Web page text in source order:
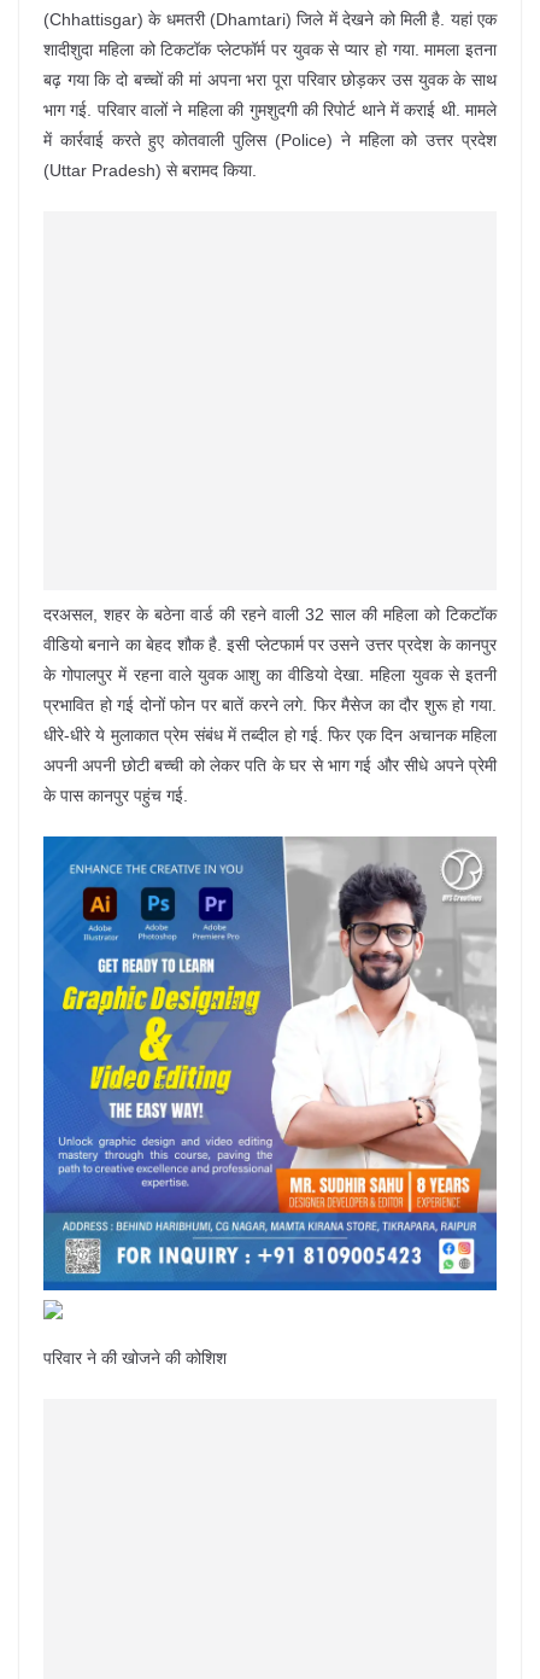
(Chhattisgar) के धमतरी (Dhamtari) जिले में देखने को मिली है. यहां एक
शादीशुदा महिला को टिकटॉक प्लेटफॉर्म पर युवक से प्यार हो गया. मामला इतना
बढ़ गया कि दो बच्चों की मां अपना भरा पूरा परिवार छोड़कर उस युवक के साथ
भाग गई. परिवार वालों ने महिला की गुमशुदगी की रिपोर्ट थाने में कराई थी. मामले
में कार्रवाई करते हुए कोतवाली पुलिस (Police) ने महिला को उत्तर प्रदेश
(Uttar Pradesh) से बरामद किया.
दरअसल, शहर के बठेना वार्ड की रहने वाली 32 साल की महिला को टिकटॉक
वीडियो बनाने का बेहद शौक है. इसी प्लेटफार्म पर उसने उत्तर प्रदेश के कानपुर
के गोपालपुर में रहना वाले युवक आशु का वीडियो देखा. महिला युवक से इतनी
प्रभावित हो गई दोनों फोन पर बातें करने लगे. फिर मैसेज का दौर शुरू हो गया.
धीरे-धीरे ये मुलाकात प्रेम संबंध में तब्दील हो गई. फिर एक दिन अचानक महिला
अपनी अपनी छोटी बच्ची को लेकर पति के घर से भाग गई और सीधे अपने प्रेमी
के पास कानपुर पहुंच गई.
परिवार ने की खोजने की कोशिश